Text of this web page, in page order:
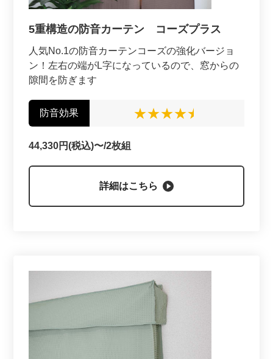
5重構造の防音カーテン コーズプラス
人気No.1の防音カーテンコーズの強化バージョ
ン！左右の端がL字になっているので、窓からの
隙間を防ぎます
防音効果
44,330円(税込)〜/2枚組
詳細はこちら